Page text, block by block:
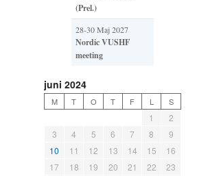
(Prel.)
28-30 Maj 2027
Nordic VUSHF
meeting
juni 2024
M T O T F L S
1
2
3
4 5 6 7 8
9
10
11 12 13 14 15
16
17
18 19 20 21 22
23